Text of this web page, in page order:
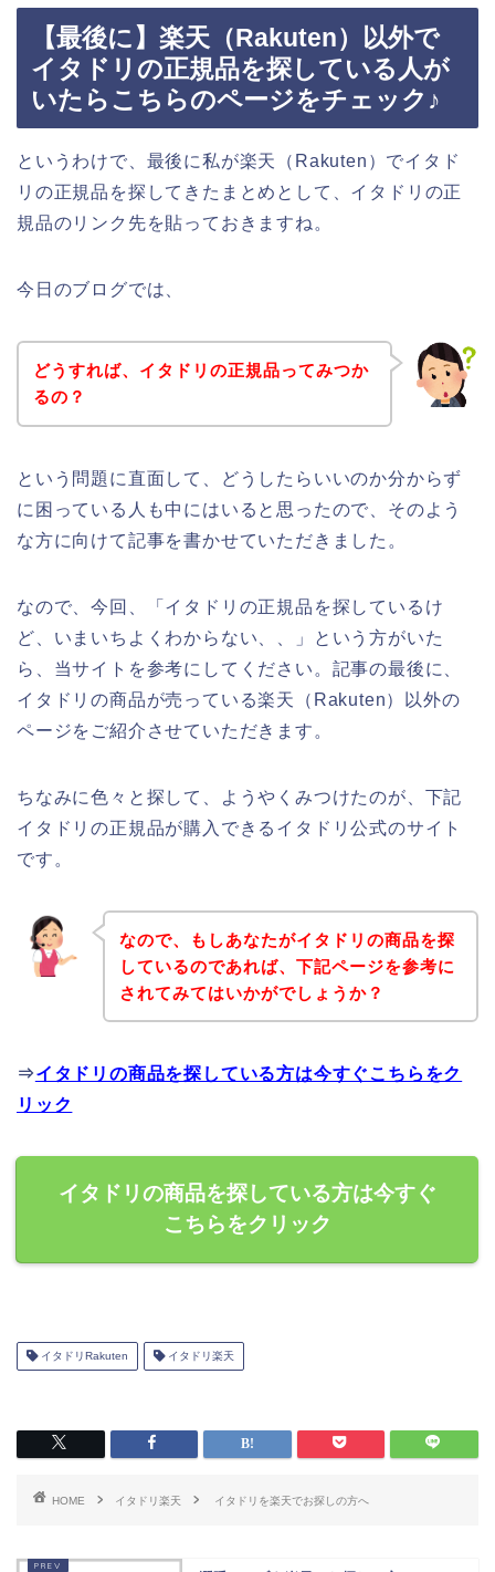
【最後に】楽天（Rakuten）以外で
イタドリの正規品を探している人が
いたらこちらのページをチェック♪
というわけで、最後に私が楽天（Rakuten）でイタド
リの正規品を探してきたまとめとして、イタドリの正
規品のリンク先を貼っておきますね。
今日のブログでは、
どうすれば、イタドリの正規品ってみつか
るの？
という問題に直面して、どうしたらいいのか分からず
に困っている人も中にはいると思ったので、そのよう
な方に向けて記事を書かせていただきました。
なので、今回、「イタドリの正規品を探しているけ
ど、いまいちよくわからない、、」という方がいた
ら、当サイトを参考にしてください。記事の最後に、
イタドリの商品が売っている楽天（Rakuten）以外の
ページをご紹介させていただきます。
ちなみに色々と探して、ようやくみつけたのが、下記
イタドリの正規品が購入できるイタドリ公式のサイト
です。
なので、もしあなたがイタドリの商品を探
しているのであれば、下記ページを参考に
されてみてはいかがでしょうか？
⇒イタドリの商品を探している方は今すぐこちらをク
リック
イタドリの商品を探している方は今すぐ
こちらをクリック
イタドリRakuten イタドリ楽天
HOME イタドリ楽天 イタドリを楽天でお探しの方へ